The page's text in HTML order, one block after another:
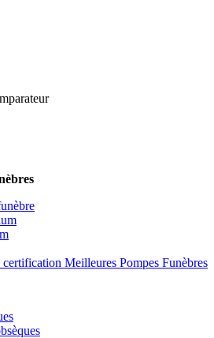
Meilleures Pompes Funèbres